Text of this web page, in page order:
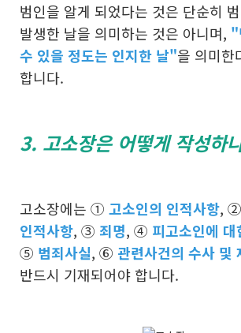
범인을 알게 되었다는 것은 단순히
발생한 날을 의미하는 것은 아니며, "
수 있을 정도는 인지한 날"을 의미한
합니다.
3. 고소장은 어떻게 작성하
고소장에는 ① 고소인의 인적사항, ②
인적사항, ③ 죄명, ④ 피고소인에
⑤ 범죄사실, ⑥ 관련사건의 수사 및
반드시 기재되어야 합니다.